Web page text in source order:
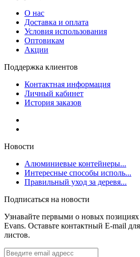
О нас
Доставка и оплата
Условия использования
Оптовикам
Акции
Поддержка клиентов
Контактная информация
Личный кабинет
История заказов
Новости
Алюминиевые контейнеры...
Интересные способы исполь...
Правильный уход за деревя...
Подписаться на новости
Узнавайте первыми о новых
Evans. Оставьте контактный E-mail
листов.